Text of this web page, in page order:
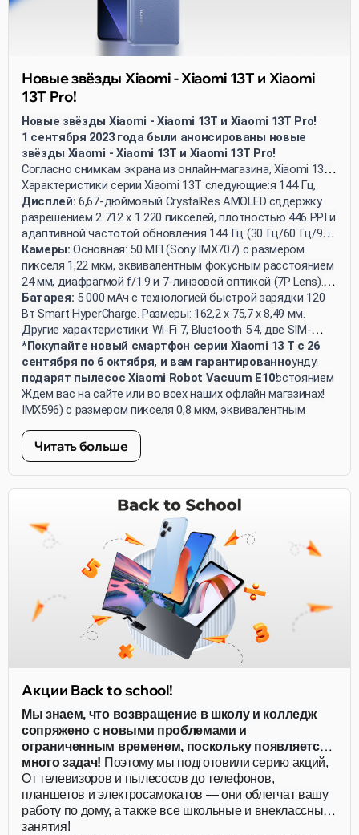
Новые звёзды Xiaomi - Xiaomi 13T и Xiaomi
13T Pro!
Новые звёзды Xiaomi - Xiaomi 13T и Xiaomi 13T Pro!
1 сентября 2023 года были анонсированы новые
звёзды Xiaomi - Xiaomi 13T и Xiaomi 13T Pro!
Согласно снимкам экрана из онлайн-магазина, Xiaomi 13T
получил AMOLED-экран с частотой обновления 144 Гц,
камеру Leica, батарею ёмкостью 5000 мАч и поддержку
быстрой зарядки 67 Вт. Xiaomi 13T Pro также
поддерживает быструю зарядку мощностью 120 Вт. Оба
смартфона работают на платформе MIUI 14 и
поставляются с прилагаемыми зарядными устройствами.
Характеристики серии Xiaomi 13T следующие:
Дисплей:6,67-дюймовый CrystalRes AMOLED с
разрешением 2 712 x 1 220 пикселей, плотностью 446 PPI и
адаптивной частотой обновления 144 Гц (30 Гц/60 Гц/90
Гц/120 Гц/144 Гц). Типичная яркость составляет 500
нитов, с максимальной яркостью HBM 1 200 нитов и
пиковой 2 600 нитов. Экран охватывает 100% цветовой
гаммы DCI-P3 и поддерживает 10-битную глубину цвета.
Камеры: Основная: 50 МП (Sony IMX707) с размером
пикселя 1,22 мкм, эквивалентным фокусным расстоянием
24 мм, диафрагмой f/1.9 и 7-линзовой оптикой (7P Lens).
Телеобъектив: 50 МП (Omnivision OV50D) с оптическим
увеличением 2x, размером пикселя 0,61 мкм,
эквивалентным фокусным расстоянием 50 мм,
диафрагмой f/1.9 и 5-линзовой оптикой (5P Lens).
Широкоугольная: 13 МП (Omnivision OV13B) с размером
пикселя 1,12 мкм, эквивалентным фокусным расстоянием
15 мм и диафрагмой f/2.2. Фронтальная: 20 МП (Sony
IMX596) с размером пикселя 0,8 мкм, эквивалентным
Батарея: 5 000 мАч с технологией быстрой зарядки 120
Вт Smart HyperCharge. Размеры: 162,2 x 75,7 x 8,49 мм.
Другие характеристики: Wi-Fi 7, Bluetooth 5.4, две SIM-
карты, сертификация IP68 для водонепроницаемости и
пылезащиты, запись видео 4K при 30 кадрах в секунду.
*Покупайте новый смартфон серии Xiaomi 13 T с 26
сентября по 6 октября, и вам гарантированно
подарят пылесос Xiaomi Robot Vacuum E10!
Ждем вас на сайте или во всех наших офлайн магазинах!
Читать больше
Акции Back to school!
Мы знаем, что возвращение в школу и колледж
сопряжено с новыми проблемами и
ограниченным временем, поскольку появляется
много задач! Поэтому мы подготовили серию акций,
действующих для всей семьи!
От телевизоров и пылесосов до телефонов,
планшетов и электросамокатов — они облегчат вашу
работу по дому, а также все школьные и внеклассные
занятия!